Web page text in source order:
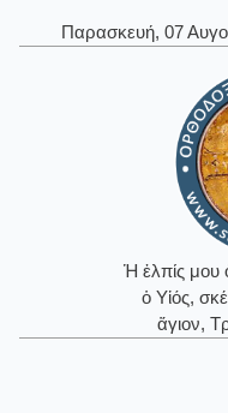
Παρασκευή, 07
Ἡ ἐλπίς μου
ὁ Υἱός,
ἅγιον,